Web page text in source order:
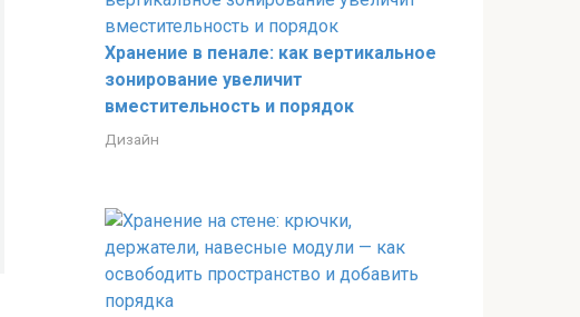
Хранение в пенале: как вертикальное
зонирование увеличит
вместительность и порядок
Дизайн